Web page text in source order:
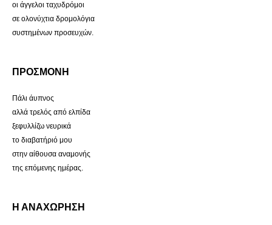
οι άγγελοι ταχυδρόμοι
σε ολονύχτια δρομολόγια
συστημένων προσευχών.
ΠΡΟΣΜΟΝΗ
Πάλι άυπνος
αλλά τρελός από ελπίδα
ξεφυλλίζω νευρικά
το διαβατήριό μου
στην αίθουσα αναμονής
της επόμενης ημέρας.
Η ΑΝΑΧΩΡΗΣΗ